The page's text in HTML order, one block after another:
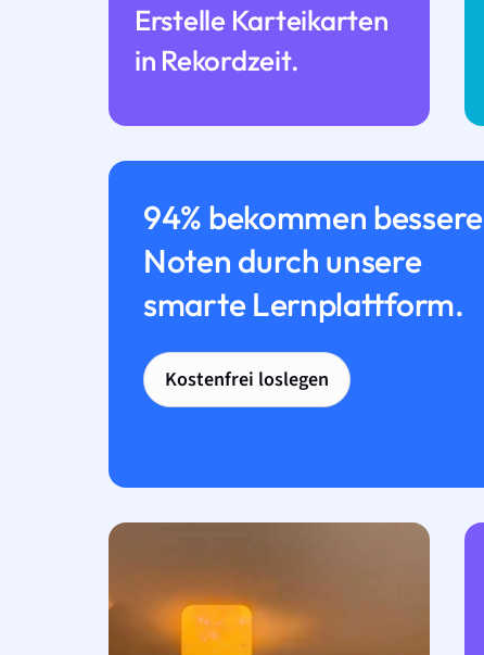
Erstelle Karteikarten
in Rekordzeit.
94% bekommen bessere
Noten durch unsere
smarte Lernplattform.
Kostenfrei loslegen